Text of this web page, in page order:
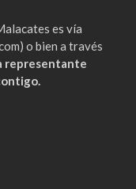
es vía
o bien a través
representante